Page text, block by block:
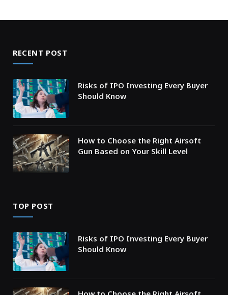
RECENT POST
Risks of IPO Investing Every Buyer
Should Know
How to Choose the Right Airsoft
Gun Based on Your Skill Level
TOP POST
Risks of IPO Investing Every Buyer
Should Know